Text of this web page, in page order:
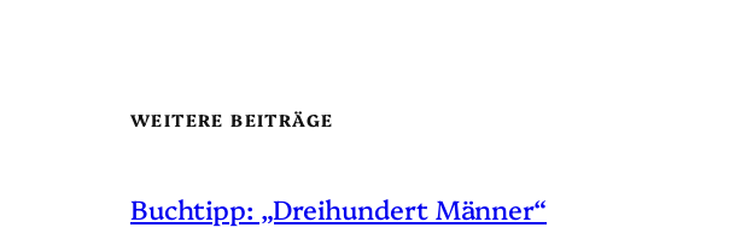
WEITERE BEITRÄGE
Buchtipp: „Dreihundert Männer“